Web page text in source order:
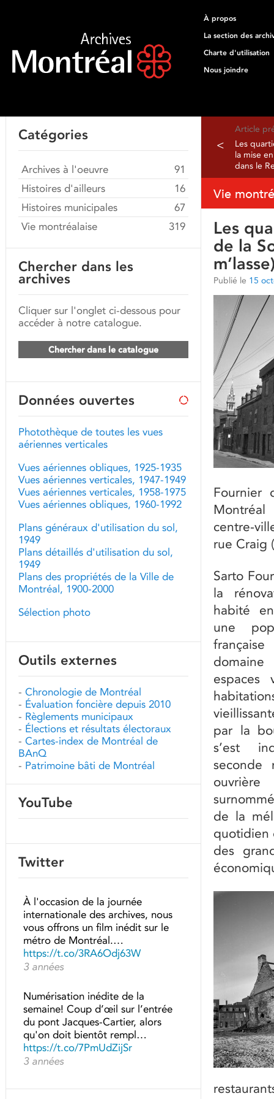
À propos
La section des
Charte d'utilisation
Nous joindre
Article
<
Les
la mise
dans le
Vie
Les
de la
Publié le 15
Fournier
centre-
rue Craig
Sarto
la
habité
une
espaces
par la
s’est
seconde
ouvrière
de la
quotidien
des
Catégories
Archives à l'oeuvre
91
Histoires d'ailleurs
16
Histoires municipales
67
Vie montréalaise
319
Chercher dans les
archives
Cliquer sur l'onglet ci-dessous pour
accéder à notre catalogue.
Chercher dans le catalogue
Données ouvertes
Photothèque de toutes les vues
aériennes verticales
Vues aériennes obliques, 1925-1935
Vues aériennes verticales, 1947-1949
Vues aériennes verticales, 1958-1975
Vues aériennes obliques, 1960-1992
Plans généraux d'utilisation du sol,
1949
Plans détaillés d'utilisation du sol,
1949
Plans des propriétés de la Ville de
Montréal, 1900-2000
Sélection photo
Outils externes
- Chronologie de Montréal
- Évaluation foncière depuis 2010
- Règlements municipaux
- Élections et résultats électoraux
- Cartes-index de Montréal de
BAnQ
- Patrimoine bâti de Montréal
YouTube
Twitter
À l'occasion de la journée
internationale des archives, nous
vous offrons un film inédit sur le
métro de Montréal.…
https://t.co/3RA6Odj63W
3 années
Numérisation inédite de la
semaine! Coup d’œil sur l’entrée
du pont Jacques-Cartier, alors
qu'on doit bientôt rempl…
https://t.co/7PmUdZijSr
3 années